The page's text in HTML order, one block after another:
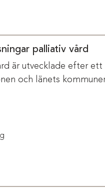
palliativ vård
är utvecklade efter
och länets